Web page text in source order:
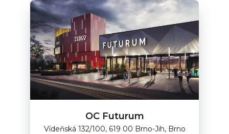
OC Futurum
Vídeňská 132/100, 619 00 Brno-Jih, Brno